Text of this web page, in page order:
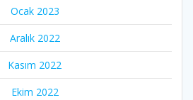
Ocak 2023
Aralık 2022
Kasım 2022
Ekim 2022